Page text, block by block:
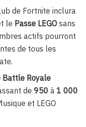
de Fortnite inclura
le Passe LEGO sans
actifs pourront
de tous les
Battle Royale
de950 à1 000
et LEGO